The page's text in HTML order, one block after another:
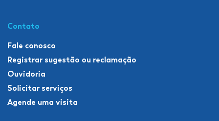
Contato
Fale conosco
Registrar sugestão ou reclamação
Ouvidoria
Solicitar serviços
Agende uma visita